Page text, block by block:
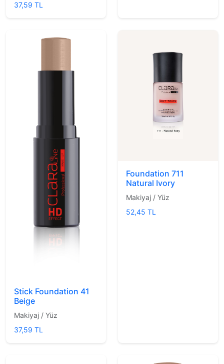
37,59 TL
Stick Foundation 41
Beige
Makiyaj / Yüz
37,59 TL
Foundation 711
Natural Ivory
Makiyaj / Yüz
52,45 TL